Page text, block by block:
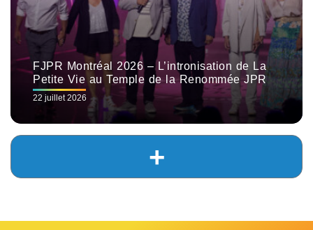
FJPR Montréal 2026 – L’intronisation de La
Petite Vie au Temple de la Renommée JPR
22 juillet 2026
+